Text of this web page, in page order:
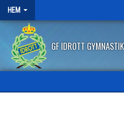
HEM
GF IDROTT